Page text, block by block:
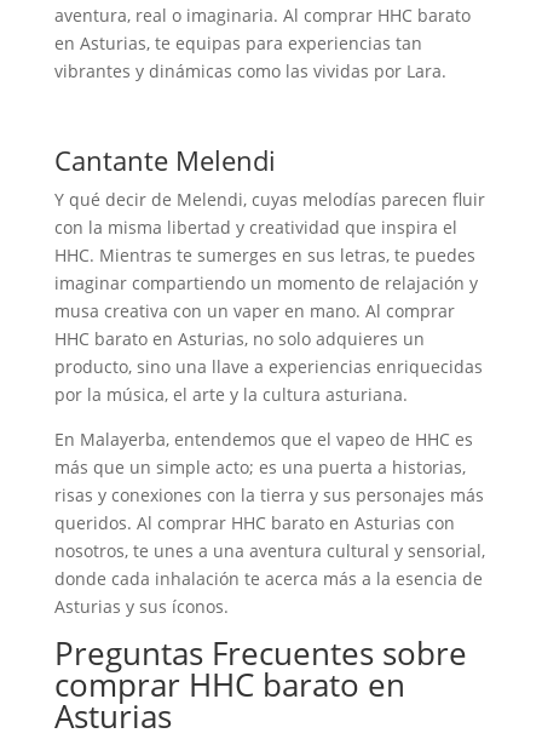
aventura, real o imaginaria. Al comprar HHC barato
en Asturias, te equipas para experiencias tan
vibrantes y dinámicas como las vividas por Lara.
Cantante Melendi
Y qué decir de Melendi, cuyas melodías parecen fluir
con la misma libertad y creatividad que inspira el
HHC. Mientras te sumerges en sus letras, te puedes
imaginar compartiendo un momento de relajación y
musa creativa con un vaper en mano. Al comprar
HHC barato en Asturias, no solo adquieres un
producto, sino una llave a experiencias enriquecidas
por la música, el arte y la cultura asturiana.
En Malayerba, entendemos que el vapeo de HHC es
más que un simple acto; es una puerta a historias,
risas y conexiones con la tierra y sus personajes más
queridos. Al comprar HHC barato en Asturias con
nosotros, te unes a una aventura cultural y sensorial,
donde cada inhalación te acerca más a la esencia de
Asturias y sus íconos.
Preguntas Frecuentes sobre
comprar HHC barato en
Asturias